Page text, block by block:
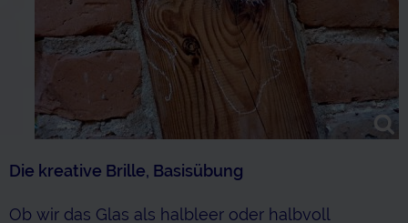
Die kreative Brille, Basisübung
Ob wir das Glas als halbleer oder halbvoll